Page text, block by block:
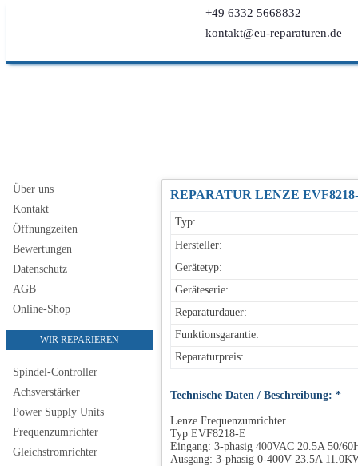
+49 6332 5668832
kontakt@eu-reparaturen.de
Über uns
Kontakt
Öffnungzeiten
Bewertungen
Datenschutz
AGB
Online-Shop
WIR REPARIEREN
Spindel-Controller
Achsverstärker
Power Supply Units
Frequenzumrichter
Gleichstromrichter
REPARATUR LENZE
Typ:
Hersteller:
Gerätetyp:
Geräteserie:
Reparaturdauer:
Funktionsgarantie:
Reparaturpreis:
Technische Daten / Beschreibung: *
Lenze Frequenzumrichter
Typ EVF8218-E
Eingang: 3-phasig 400VAC 20.5A 50/
Ausgang: 3-phasig 0-400V 23.5A